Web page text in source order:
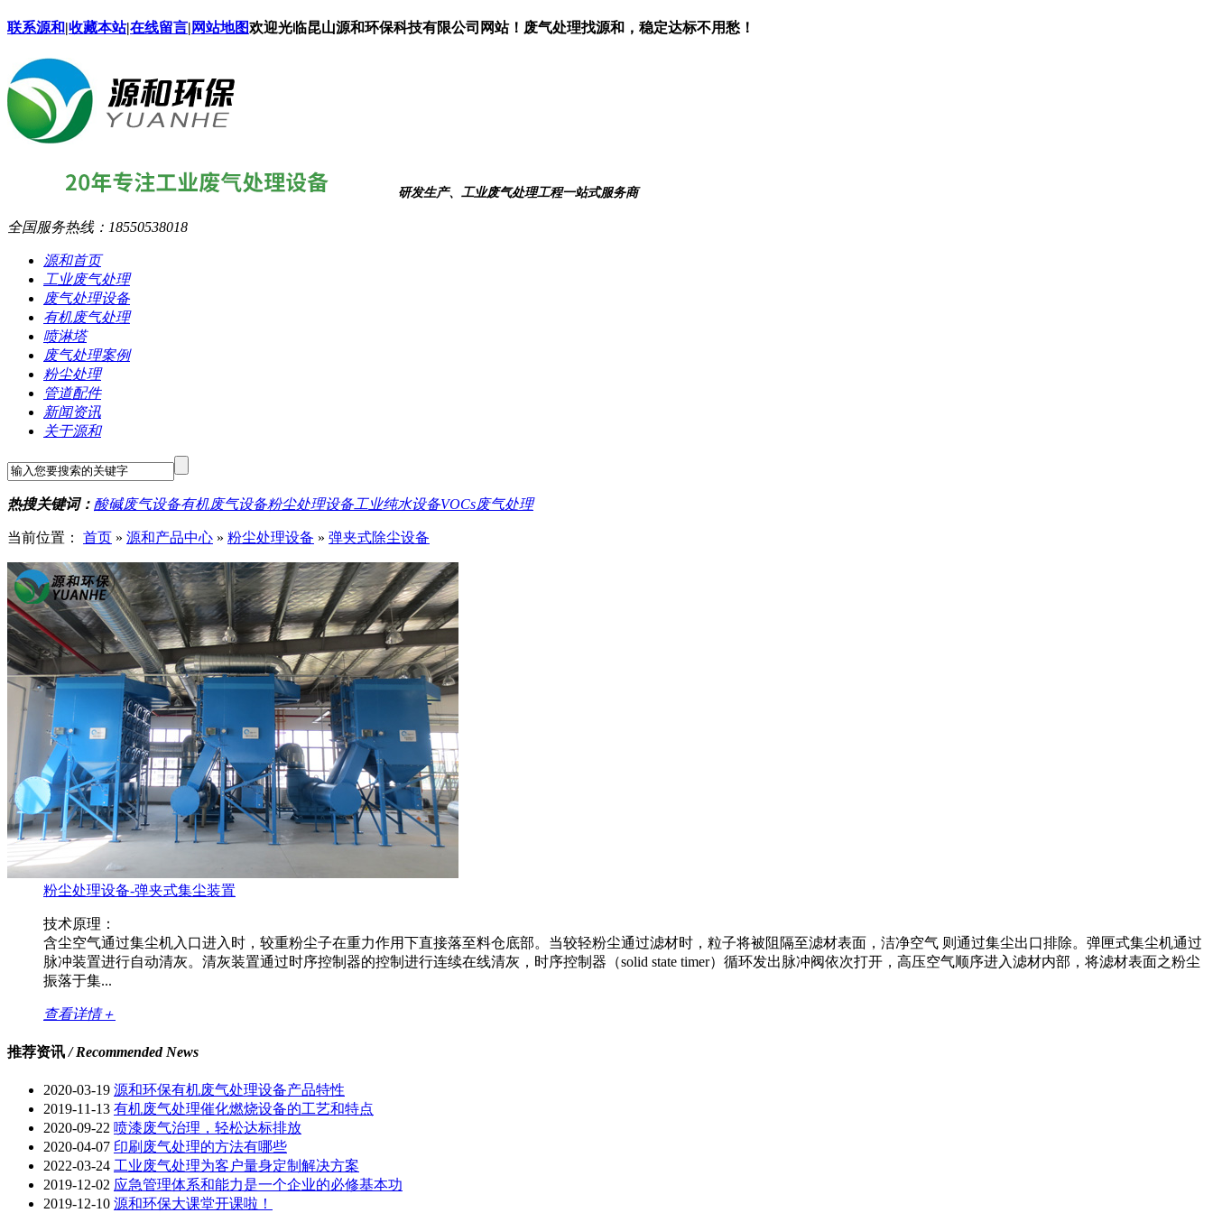
联系源和|收藏本站|在线留言| 网站地图欢迎光临昆山源和环保科技有限公司网站！废气处理找源和，稳定达标不用愁！
研发生产、工业废气处理工程一站式服务商
全国服务热线： 18550538018
源和首页
工业废气处理
废气处理设备
有机废气处理
喷淋塔
废气处理案例
粉尘处理
管道配件
新闻资讯
关于源和
热搜关键词： 酸碱废气设备有机废气设备粉尘处理设备工业纯水设备VOCs废气处理
当前位置： 首页 » 源和产品中心 » 粉尘处理设备 » 弹夹式除尘设备
粉尘处理设备-弹夹式集尘装置
技术原理：
含尘空气通过集尘机入口进入时，较重粉尘子在重力作用下直接落至料仓底部。当较轻粉尘通过滤材时，粒子将被阻隔至滤材表面，洁净空气 则通过集尘出口排除。弹匣式集尘机通过
脉冲装置进行自动清灰。清灰装置通过时序控制器的控制进行连续在线清灰，时序控制器（solid state timer）循环发出脉冲阀依次打开，高压空气顺序进入滤材内部，将滤材表面之粉尘
振落于集...
查看详情＋
推荐资讯/ Recommended News
2020-03-19 源和环保有机废气处理设备产品特性
2019-11-13 有机废气处理催化燃烧设备的工艺和特点
2020-09-22 喷漆废气治理，轻松达标排放
2020-04-07 印刷废气处理的方法有哪些
2022-03-24 工业废气处理为客户量身定制解决方案
2019-12-02 应急管理体系和能力是一个企业的必修基本功
2019-12-10 源和环保大课堂开课啦！